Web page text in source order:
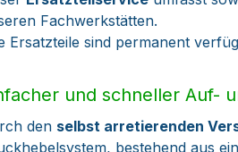
Fachwerkstätten.
Ersatzteile sind permanent
und schneller Auf-
den selbst arretierenden
bestehend aus